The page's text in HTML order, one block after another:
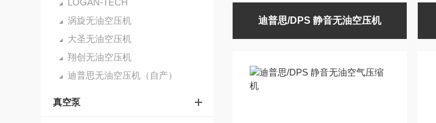
LOGAN-TECH
涡旋无油空压机
大圣无油空压机
翔创无油空压机
迪普思无油空压机（自产）
真空泵
迪普思/DPS 静音无油空压机